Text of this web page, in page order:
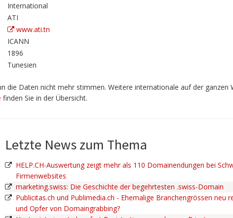
International
ATI
www.ati.tn
ICANN
1896
Tunesien
die Daten nicht mehr stimmen. Weitere internationale auf der ganzen
finden Sie in der Übersicht.
Letzte News zum Thema
HELP.CH-Auswertung zeigt mehr als 110 Domainendungen bei
Firmenwebsites
marketing.swiss: Die Geschichte der begehrtesten .swiss-Domain
Publicitas.ch und Publimedia.ch - Ehemalige Branchengrössen neu
und Opfer von Domaingrabbing?